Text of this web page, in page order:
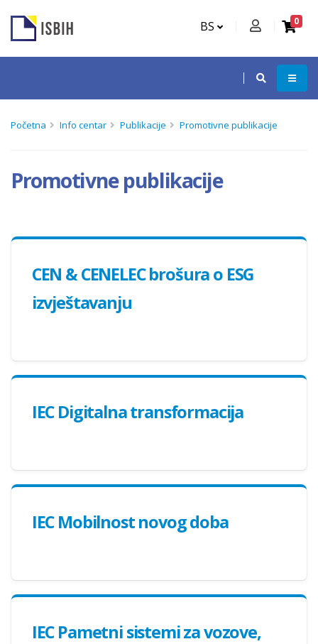
BS 0
Početna Info centar Publikacije Promotivne publikacije
Promotivne publikacije
CEN & CENELEC brošura o ESG
izvještavanju
IEC Digitalna transformacija
IEC Mobilnost novog doba
IEC Pametni sistemi za vozove,